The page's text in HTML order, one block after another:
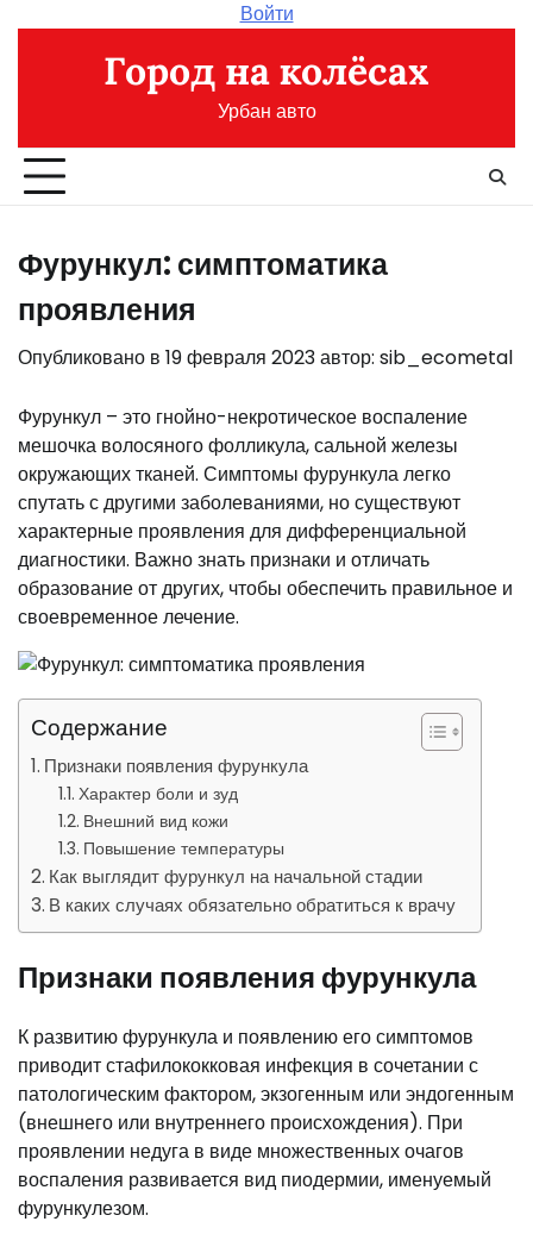
содержимому
Войти
Город на колёсах
Урбан авто
Фурункул: симптоматика
проявления
Опубликовано в 19 февраля 2023автор: sib_ecometal
Фурункул – это гнойно-некротическое воспаление
мешочка волосяного фолликула, сальной железы
окружающих тканей. Симптомы фурункула легко
спутать с другими заболеваниями, но существуют
характерные проявления для дифференциальной
диагностики. Важно знать признаки и отличать
образование от других, чтобы обеспечить правильное и
своевременное лечение.
Содержание
Признаки появления фурункула
Характер боли и зуд
Внешний вид кожи
Повышение температуры
Как выглядит фурункул на начальной стадии
В каких случаях обязательно обратиться к врачу
Признаки появления фурункула
К развитию фурункула и появлению его симптомов
приводит стафилококковая инфекция в сочетании с
патологическим фактором, экзогенным или эндогенным
(внешнего или внутреннего происхождения). При
проявлении недуга в виде множественных очагов
воспаления развивается вид пиодермии, именуемый
фурункулезом.